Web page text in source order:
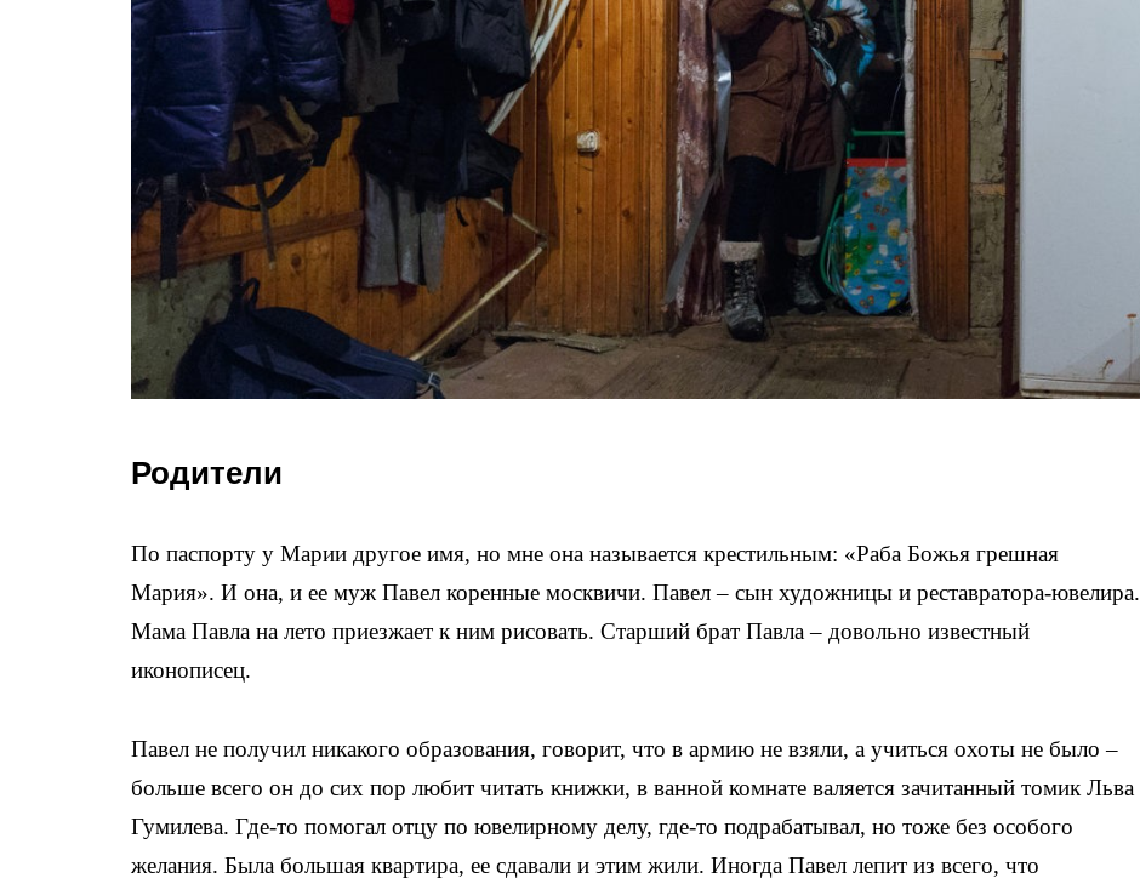
Родители
По паспорту у Марии другое имя, но мне она называется крестильным: «Раба Божья грешная
Мария». И она, и ее муж Павел коренные москвичи. Павел – сын художницы и реставратора-ювелира.
Мама Павла на лето приезжает к ним рисовать. Старший брат Павла – довольно известный
иконописец.
Павел не получил никакого образования, говорит, что в армию не взяли, а учиться охоты не было –
больше всего он до сих пор любит читать книжки, в ванной комнате валяется зачитанный томик Льва
Гумилева. Где-то помогал отцу по ювелирному делу, где-то подрабатывал, но тоже без особого
желания. Была большая квартира, ее сдавали и этим жили. Иногда Павел лепит из всего, что